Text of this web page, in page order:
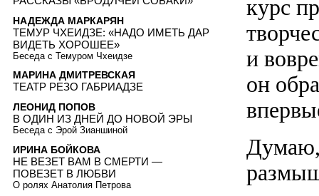
курс
и
он
Думаю,
НАДЕЖДА МАРКАРЯН
ТЕМУР ЧХЕИДЗЕ: «НАДО ИМЕТЬ ДАР
ВИДЕТЬ ХОРОШЕЕ»
Беседа с Темуром Чхеидзе
МАРИНА ДМИТРЕВСКАЯ
ТЕАТР РЕЗО ГАБРИАДЗЕ
ЛЕОНИД ПОПОВ
В ОДИН ИЗ ДНЕЙ ДО НОВОЙ ЭРЫ
Беседа с Эрой Зианшиной
ИРИНА БОЙКОВА
НЕ ВЕЗЕТ ВАМ В СМЕРТИ —
ПОВЕЗЕТ В ЛЮБВИ
О ролях Анатолия Петрова